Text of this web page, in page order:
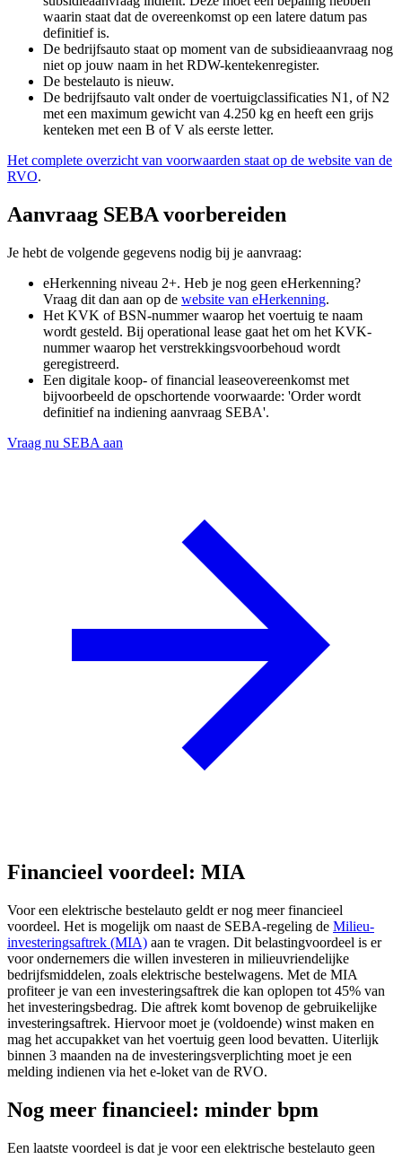
waarin staat dat de overeenkomst op een latere datum pas
definitief is.
De bedrijfsauto staat op moment van de subsidieaanvraag nog
niet op jouw naam in het RDW-kentekenregister.
De bestelauto is nieuw.
De bedrijfsauto valt onder de voertuigclassificaties N1, of N2
met een maximum gewicht van 4.250 kg en heeft een grijs
kenteken met een B of V als eerste letter.
Het complete overzicht van voorwaarden staat op de website van de
RVO.
Aanvraag SEBA voorbereiden
Je hebt de volgende gegevens nodig bij je aanvraag:
eHerkenning niveau 2+. Heb je nog geen eHerkenning?
Vraag dit dan aan op de website van eHerkenning.
Het KVK of BSN-nummer waarop het voertuig te naam
wordt gesteld. Bij operational lease gaat het om het KVK-
nummer waarop het verstrekkingsvoorbehoud wordt
geregistreerd.
Een digitale koop- of financial leaseovereenkomst met
bijvoorbeeld de opschortende voorwaarde: 'Order wordt
definitief na indiening aanvraag SEBA'.
Vraag nu SEBA aan
Financieel voordeel: MIA
Voor een elektrische bestelauto geldt er nog meer financieel
voordeel. Het is mogelijk om naast de SEBA-regeling de Milieu-
investeringsaftrek (MIA) aan te vragen. Dit belastingvoordeel is er
voor ondernemers die willen investeren in milieuvriendelijke
bedrijfsmiddelen, zoals elektrische bestelwagens. Met de MIA
profiteer je van een investeringsaftrek die kan oplopen tot 45% van
het investeringsbedrag. Die aftrek komt bovenop de gebruikelijke
investeringsaftrek. Hiervoor moet je (voldoende) winst maken en
mag het accupakket van het voertuig geen lood bevatten. Uiterlijk
binnen 3 maanden na de investeringsverplichting moet je een
melding indienen via het e-loket van de RVO.
Nog meer financieel: minder bpm
Een laatste voordeel is dat je voor een elektrische bestelauto geen